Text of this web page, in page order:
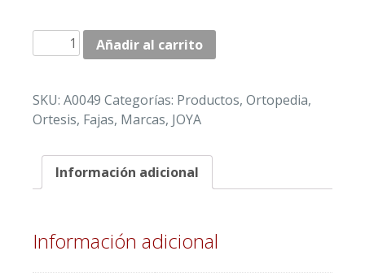
"JOYA"
cantidad
Añadir al carrito
SKU: A0049 Categorías: Productos, Ortopedia,
Ortesis, Fajas, Marcas, JOYA
Información adicional
Información adicional